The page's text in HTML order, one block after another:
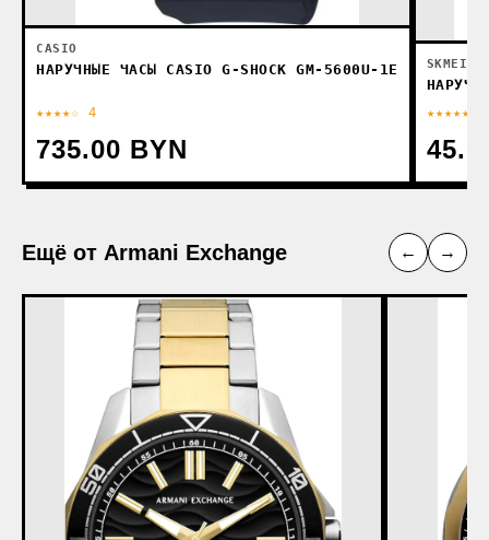
CASIO
НАРУЧНЫЕ ЧАСЫ CASIO G-SHOCK GM-5600U-1E
★★★★☆ 4
735.00 BYN
SKMEI
★★★★★
Ещё от Armani Exchange ← →